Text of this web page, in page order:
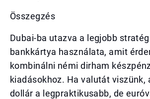
Összegzés
Dubai-ba utazva a legjobb
bankkártya használata, amit
kombinálni némi dirham
kiadásokhoz. Ha valutát viszünk,
dollár a legpraktikusabb, de